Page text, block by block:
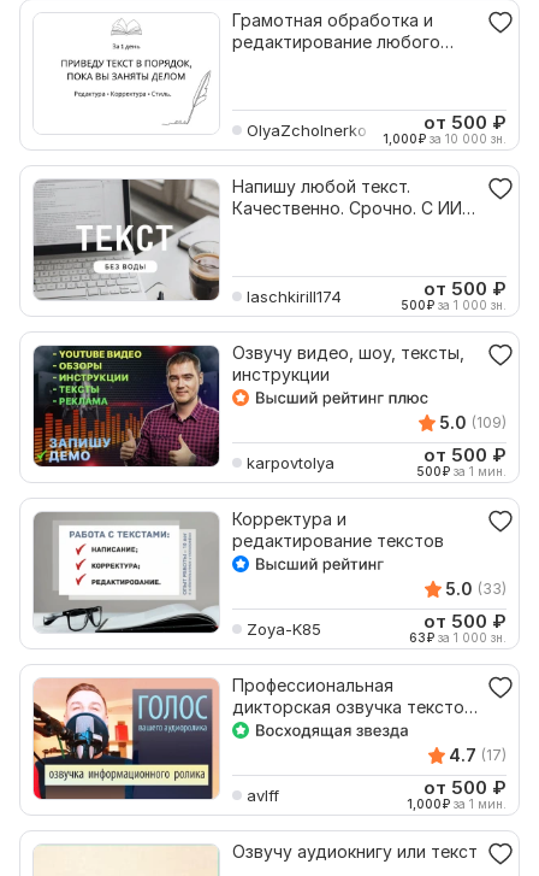
Грамотная обработка и
редактирование любого
OlyaZcholnerko от 500 ₽
1,000₽ за 10 000 зн.
Напишу любой текст.
Качественно. Срочно. С ИИ-
laschkirill174 от 500 ₽
500₽ за 1 000 зн.
Озвучу видео, шоу, тексты,
инструкции
5.0 (109)
karpovtolya от 500 ₽
500₽ за 1 мин.
Корректура и
редактирование текстов
5.0 (33)
Zoya-K85 от 500 ₽
63₽ за 1 000 зн.
Профессиональная
дикторская озвучка текстов
для аудио- и видеороликов
4.7 (17)
avlff от 500 ₽
1,000₽ за 1 мин.
Озвучу аудиокнигу или текст